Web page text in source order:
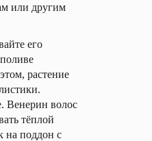
или другим
его
растение
Венерин волос
тёплой
на поддон с